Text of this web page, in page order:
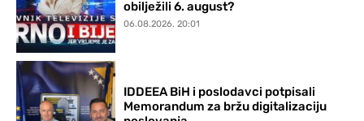
obilježili 6. august?
06.08.2026. 20:01
IDDEEA BiH i poslodavci potpisali
Memorandum za bržu digitalizaciju